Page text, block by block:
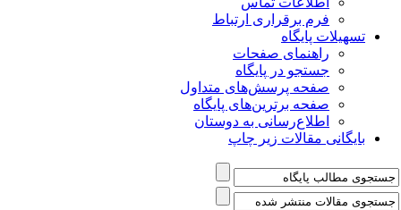
فرم برقراری ارتباط
تسهیلات پایگاه
راهنمای صفحات
جستجو در پایگاه
صفحه پرسش‌های متداول
صفحه برترین‌های پایگاه
اطلاع‌رسانی به دوستان
بایگانی مقالات زیر چاپ